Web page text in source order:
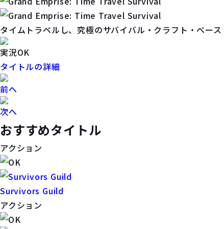
タイムトラベルし、究極のサバイバル・クラフト・ベー
実況OK
タイトルの詳細
前へ
次へ
おすすめタイトル
アクション
Survivors Guild
アクション